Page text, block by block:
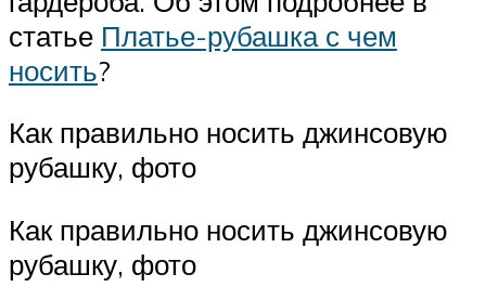
статье Платье-рубашка с чем
носить?
Как правильно носить джинсовую
рубашку, фото
Как правильно носить джинсовую
рубашку, фото